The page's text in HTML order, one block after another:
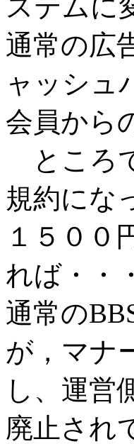
ステムに
通常の広
ャッシュ
会員から
ところ
規約にな
１５００
れば・・
通常の
が，マナ
し、運営
廃止され